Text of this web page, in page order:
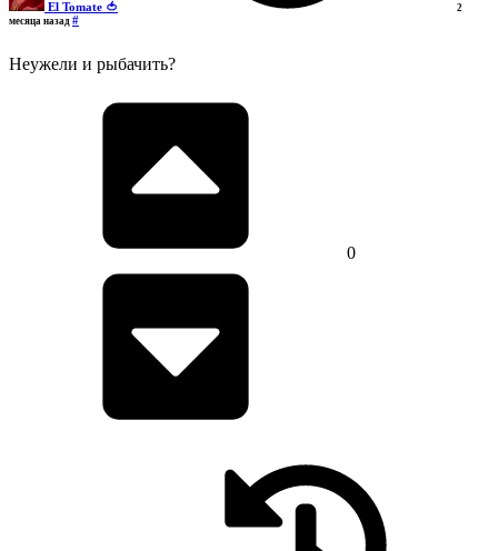
El Tomate 🍅
2
месяца назад #
Неужели и рыбачить?
0